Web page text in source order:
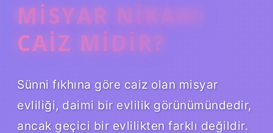
MISYAR NIKAHI
CAIZ MIDIR?
Sünni fıkhına göre caiz olan misyar
evliliği, daimi bir evlilik görünümündedir,
ancak geçici bir evlilikten farklı değildir.